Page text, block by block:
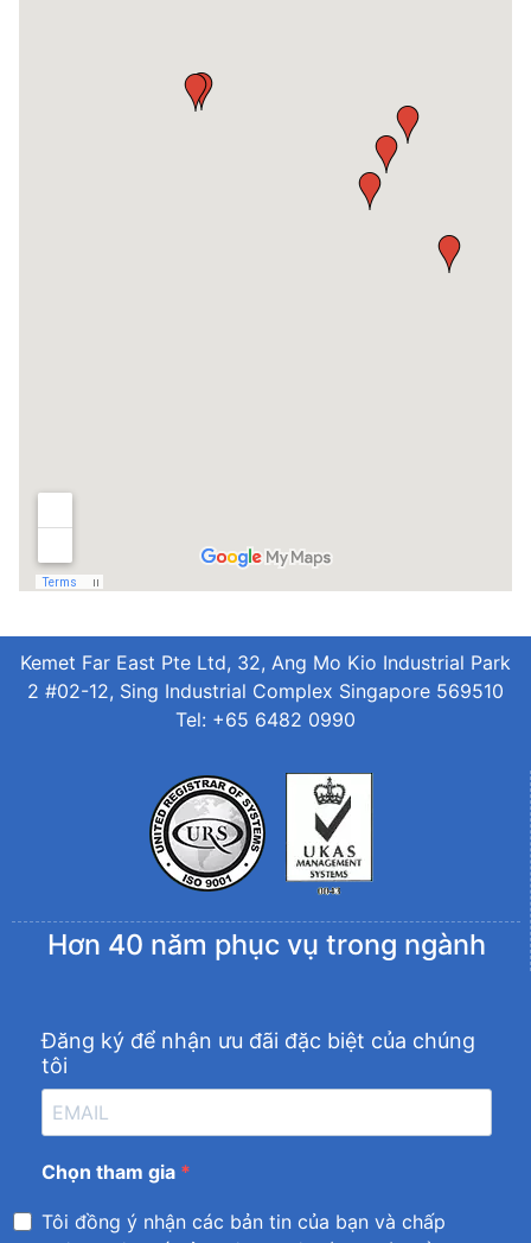
Kemet Far East Pte Ltd, 32, Ang Mo Kio Industrial Park
2 #02-12, Sing Industrial Complex Singapore 569510
Tel: +65 6482 0990
Hơn 40 năm phục vụ trong ngành
Đăng ký để nhận ưu đãi đặc biệt của chúng
tôi
Chọn tham gia
Tôi đồng ý nhận các bản tin của bạn và chấp